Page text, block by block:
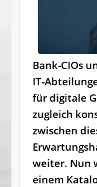
Bank-CIOs
IT-
für digitale
zugleich
zwischen
weiter. Nun
einem